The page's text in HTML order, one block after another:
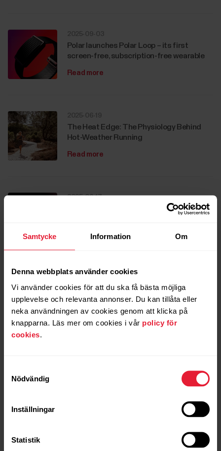
Samtycke Information Om
Denna webbplats använder cookies
Vi använder cookies för att du ska få bästa möjliga
upplevelse och relevanta annonser. Du kan tillåta eller
neka användningen av cookies genom att klicka på
knapparna. Läs mer om cookies i vår policy för
cookies
Nödvändig
Inställningar
Statistik
Polar launches Polar Loop – its first
screen-free, subscription-free wearable
Read more
The Heat Edge: The Physiology Behind
Hot-Weather Running
Read more
2025-06-17
Polar set to launch a new device and
2025-06-04
From city streets to summit peaks:
Polar’s most compact outdoor watch
Grit X2 is built to move with you